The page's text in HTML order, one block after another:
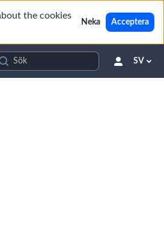
the cookies
Neka Acceptera
SV